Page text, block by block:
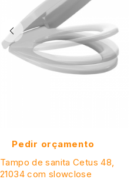
Pedir orçamento
Tampo de sanita Cetus 48,
21034 com slowclose